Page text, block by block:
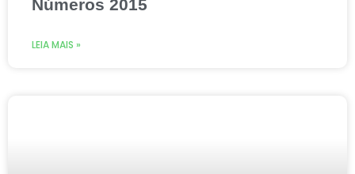
Números 2015
LEIA MAIS »